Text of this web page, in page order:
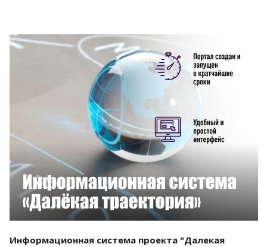
Смотреть проект
Информационная система проекта "Далекая